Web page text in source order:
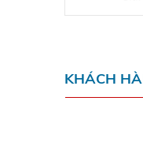
KHÁCH